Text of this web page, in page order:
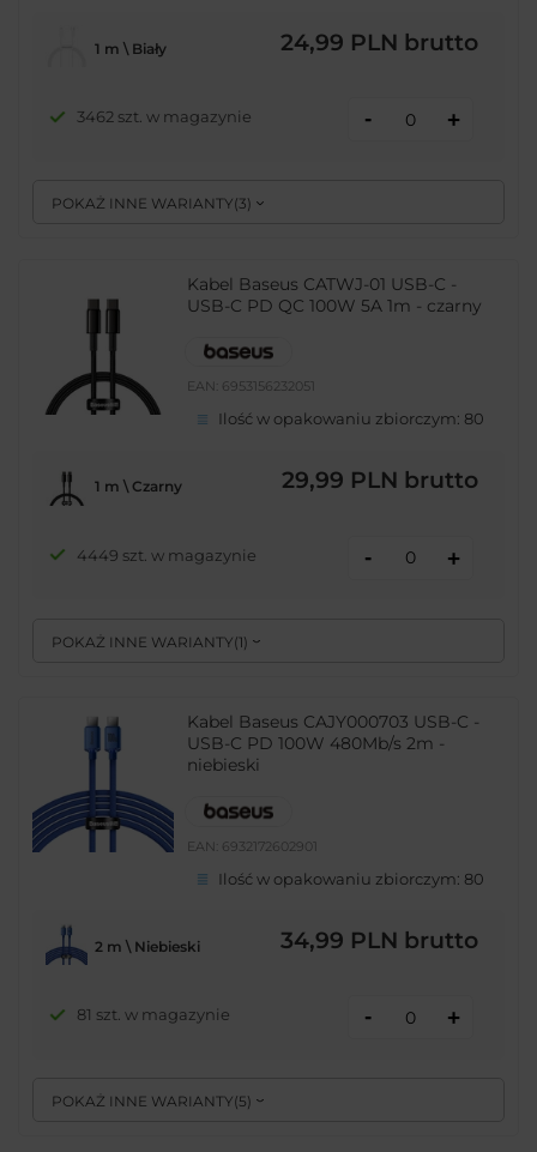
POKAŻ INNE WARIANTY(3)
1 m \ Biały 24,99 PLN brutto
3462 szt. w magazynie - +
Kabel Baseus CATWJ-01 USB-C -
USB-C PD QC 100W 5A 1m - czarny
EAN: 6953156232051
Ilość w opakowaniu zbiorczym: 80
POKAŻ INNE WARIANTY( 1)
1 m \ Czarny 29,99 PLN brutto
4449 szt. w magazynie - +
Kabel Baseus CAJY000703 USB-C -
USB-C PD 100W 480Mb/s 2m -
niebieski
EAN: 6932172602901
Ilość w opakowaniu zbiorczym: 80
POKAŻ INNE WARIANTY(5)
2 m \ Niebieski 34,99 PLN brutto
81 szt. w magazynie - +